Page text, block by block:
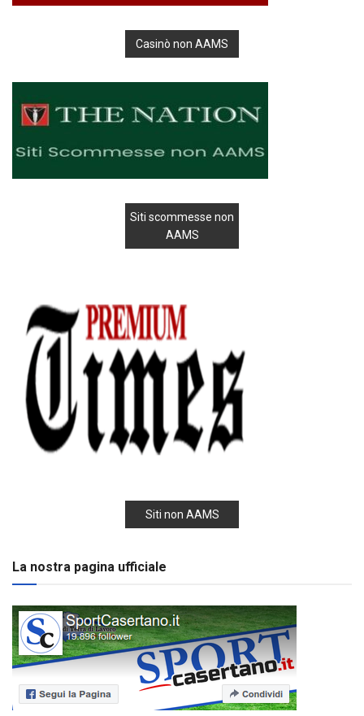
Casinò non AAMS
Siti scommesse non
AAMS
Siti non AAMS
La nostra pagina ufficiale